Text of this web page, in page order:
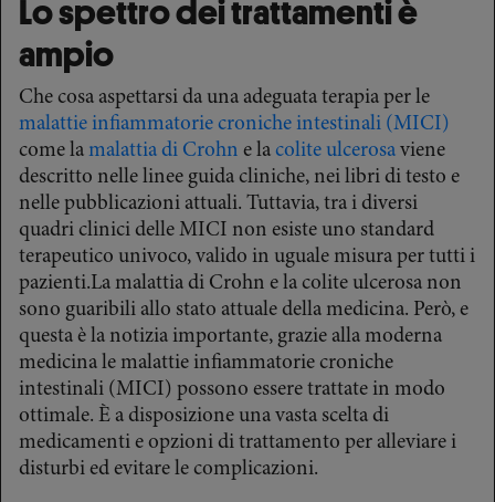
Lo spettro dei trattamenti è
ampio
Che cosa aspettarsi da una adeguata terapia per le
malattie infiammatorie croniche intestinali (MICI)
come la malattia di Crohn e la colite ulcerosa viene
descritto nelle linee guida cliniche, nei libri di testo e
nelle pubblicazioni attuali. Tuttavia, tra i diversi
quadri clinici delle MICI non esiste uno standard
terapeutico univoco, valido in uguale misura per tutti i
pazienti.La malattia di Crohn e la colite ulcerosa non
sono guaribili allo stato attuale della medicina. Però, e
questa è la notizia importante, grazie alla moderna
medicina le malattie infiammatorie croniche
intestinali (MICI) possono essere trattate in modo
ottimale. È a disposizione una vasta scelta di
medicamenti e opzioni di trattamento per alleviare i
disturbi ed evitare le complicazioni.